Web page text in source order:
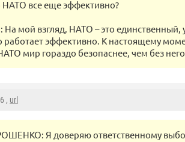
НАТО все еще эффективно?
мой взгляд, НАТО – это единственный,
работает эффективно. К настоящему
мир гораздо безопаснее, чем без
, url
Я доверяю ответственному